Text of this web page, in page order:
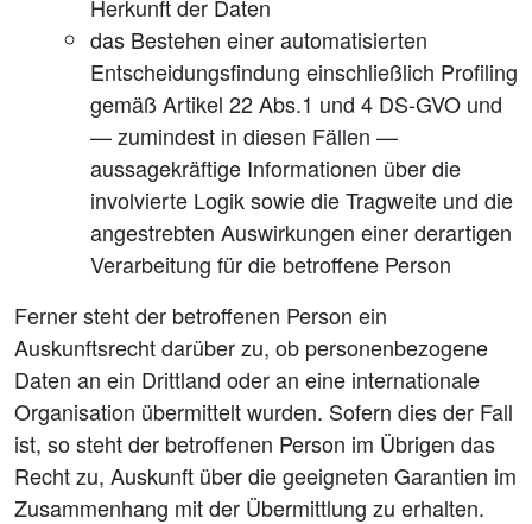
Herkunft der Daten
das Bestehen einer automatisierten
Entscheidungsfindung einschließlich Profiling
gemäß Artikel 22 Abs.1 und 4 DS-GVO und
— zumindest in diesen Fällen —
aussagekräftige Informationen über die
involvierte Logik sowie die Tragweite und die
angestrebten Auswirkungen einer derartigen
Verarbeitung für die betroffene Person
Ferner steht der betroffenen Person ein
Auskunftsrecht darüber zu, ob personenbezogene
Daten an ein Drittland oder an eine internationale
Organisation übermittelt wurden. Sofern dies der Fall
ist, so steht der betroffenen Person im Übrigen das
Recht zu, Auskunft über die geeigneten Garantien im
Zusammenhang mit der Übermittlung zu erhalten.